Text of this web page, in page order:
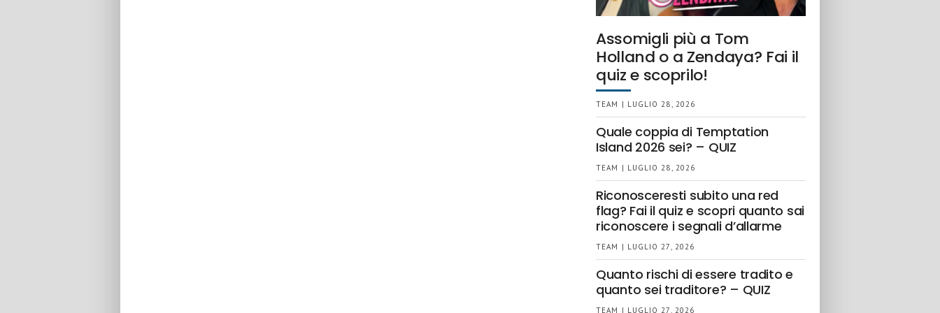
Assomigli più a Tom
Holland o a Zendaya? Fai il
quiz e scoprilo!
TEAM | LUGLIO 28, 2026
Quale coppia di Temptation
Island 2026 sei? – QUIZ
TEAM | LUGLIO 28, 2026
Riconosceresti subito una red
flag? Fai il quiz e scopri quanto sai
riconoscere i segnali d’allarme
TEAM | LUGLIO 27, 2026
Quanto rischi di essere tradito e
quanto sei traditore? – QUIZ
TEAM | LUGLIO 27, 2026